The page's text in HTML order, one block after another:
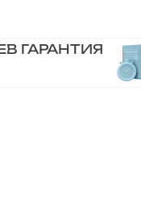
ГАРАНТИЯ